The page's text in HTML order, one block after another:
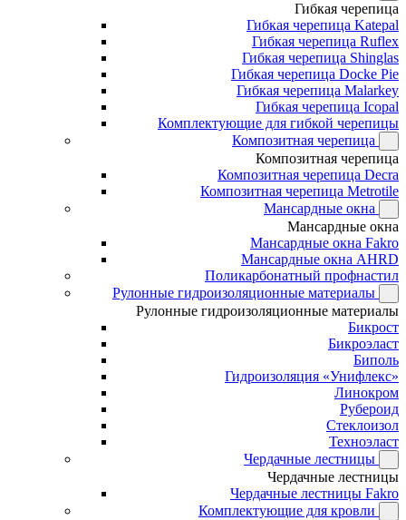
Гибкая черепица
Гибкая черепица Katepal
Гибкая черепица Ruflex
Гибкая черепица Shinglas
Гибкая черепица Docke Pie
Гибкая черепица Malarkey
Гибкая черепица Icopal
Комплектующие для гибкой черепицы
Композитная черепица
Композитная черепица
Композитная черепица Decra
Композитная черепица Metrotile
Мансардные окна
Мансардные окна
Мансардные окна Fakro
Мансардные окна AHRD
Поликарбонатный профнастил
Рулонные гидроизоляционные материалы
Рулонные гидроизоляционные материалы
Бикрост
Бикроэласт
Биполь
Гидроизоляция «Унифлекс»
Линокром
Рубероид
Стеклоизол
Техноэласт
Чердачные лестницы
Чердачные лестницы
Чердачные лестницы Fakro
Комплектующие для кровли